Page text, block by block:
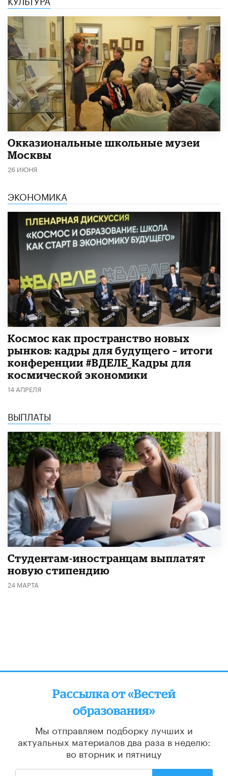
​Окказиональные школьные музеи
Москвы
26 ИЮНЯ
ЭКОНОМИКА
Космос как пространство новых
рынков: кадры для будущего – итоги
конференции #ВДЕЛЕ_Кадры для
космической экономики
14 АПРЕЛЯ
ВЫПЛАТЫ
Студентам-иностранцам выплатят
новую стипендию
24 МАРТА
Рассылка от «Вестей
образования»
Мы отправляем подборку лучших и
актуальных материалов два раза в неделю:
во вторник и пятницу